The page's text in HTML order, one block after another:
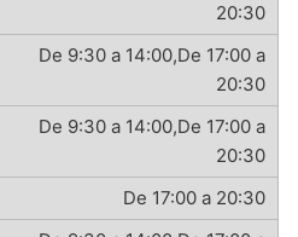
20:30
De 9:30 a 14:00,De 17:00 a
20:30
De 9:30 a 14:00,De 17:00 a
20:30
De 17:00 a 20:30